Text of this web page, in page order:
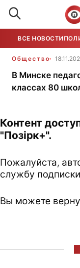
ВСЕ НОВОСТИ
Общество
В Минске
классах 80
Контент
"Позірк+".
Пожалуйста,
службу
Вы можете